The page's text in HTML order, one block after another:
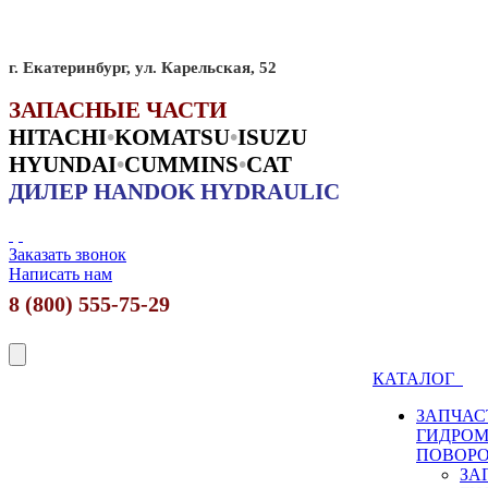
г. Екатеринбург, ул. Карельская, 52
ЗАПАСНЫЕ ЧАСТИ
HITACHI•KOMATSU•ISUZU
HYUNDAI•CUMMINS•CAT
ДИЛЕР HANDOK HYDRAULIC
Заказать звонок
Написать нам
8 (800) 555-75-29
КАТАЛОГ